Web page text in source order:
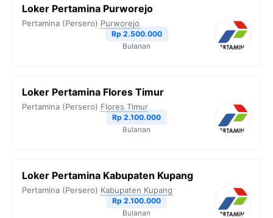
Loker Pertamina Purworejo
Pertamina (Persero) Purworejo
Rp 2.500.000
Bulanan
Loker Pertamina Flores Timur
Pertamina (Persero) Flores Timur
Rp 2.100.000
Bulanan
Loker Pertamina Kabupaten Kupang
Pertamina (Persero) Kabupaten Kupang
Rp 2.100.000
Bulanan